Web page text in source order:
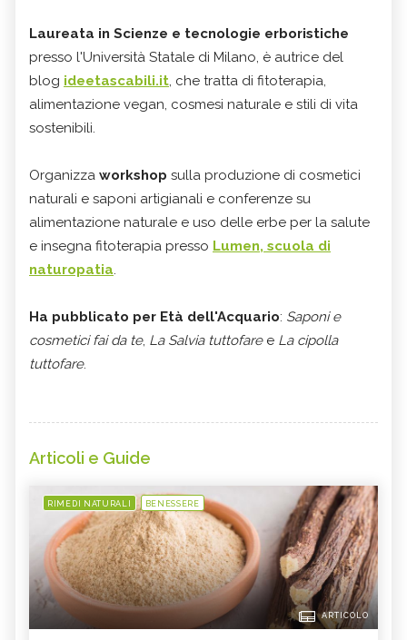
Laureata in Scienze e tecnologie erboristiche
presso l'Università Statale di Milano, è autrice del
blog ideetascabili.it, che tratta di fitoterapia,
alimentazione vegan, cosmesi naturale e stili di vita
sostenibili.
Organizza workshop sulla produzione di cosmetici
naturali e saponi artigianali e conferenze su
alimentazione naturale e uso delle erbe per la salute
e insegna fitoterapia presso Lumen, scuola di
naturopatia.
Ha pubblicato per Età dell'Acquario: Saponi e
cosmetici fai da te, La Salvia tuttofaree La cipolla
tuttofare.
Articoli e Guide
RIMEDI NATURALI BENESSERE
ARTICOLO